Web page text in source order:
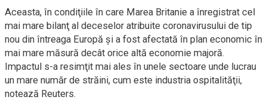
Aceasta, în condiţiile în care Marea Britanie a înregistrat cel
mai mare bilanţ al deceselor atribuite coronavirusului de tip
nou din întreaga Europă şi a fost afectată în plan economic în
mai mare măsură decât orice altă economie majoră.
Impactul s-a resimţit mai ales în unele sectoare unde lucrau
un mare număr de străini, cum este industria ospitalităţii,
notează Reuters.